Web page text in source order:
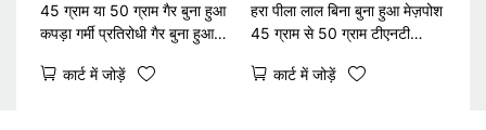
45 ग्राम या 50 ग्राम गैर बुना हुआ
कपड़ा गर्मी प्रतिरोधी गैर बुना हुआ
कार्ट में जोड़ें
हरा पीला लाल बिना बुना हुआ मेज़पोश
45 ग्राम से 50 ग्राम टीएनटी
कार्ट में जोड़ें